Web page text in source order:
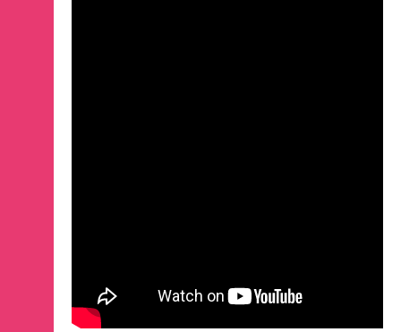
CONTACTS